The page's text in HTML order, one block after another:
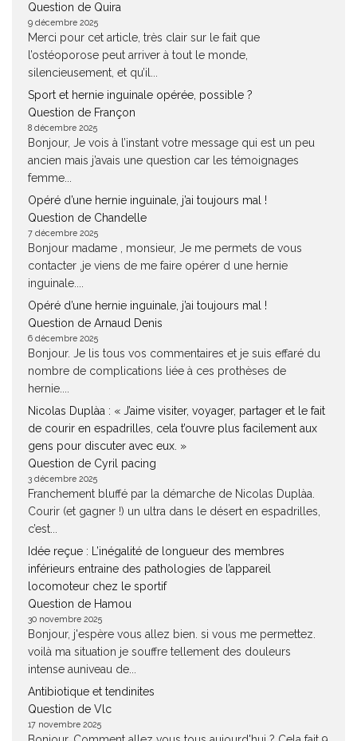
Question de Quira
9 décembre 2025
Merci pour cet article, très clair sur le fait que
l’ostéoporose peut arriver à tout le monde,
silencieusement, et qu’il...
Sport et hernie inguinale opérée, possible ?
Question de Françon
8 décembre 2025
Bonjour, Je vois à l’instant votre message qui est un peu
ancien mais j’avais une question car les témoignages
femme...
Opéré d’une hernie inguinale, j’ai toujours mal !
Question de Chandelle
7 décembre 2025
Bonjour madame , monsieur, Je me permets de vous
contacter ,je viens de me faire opérer d une hernie
inguinale....
Opéré d’une hernie inguinale, j’ai toujours mal !
Question de Arnaud Denis
6 décembre 2025
Bonjour. Je lis tous vos commentaires et je suis effaré du
nombre de complications liée à ces prothèses de
hernie....
Nicolas Duplàa : « J’aime visiter, voyager, partager et le fait
de courir en espadrilles, cela t’ouvre plus facilement aux
gens pour discuter avec eux. »
Question de Cyril pacing
3 décembre 2025
Franchement bluffé par la démarche de Nicolas Duplàa.
Courir (et gagner !) un ultra dans le désert en espadrilles,
c’est...
Idée reçue : L’inégalité de longueur des membres
inférieurs entraine des pathologies de l’appareil
locomoteur chez le sportif
Question de Hamou
30 novembre 2025
Bonjour, j'espère vous allez bien. si vous me permettez.
voilà ma situation je souffre tellement des douleurs
intense auniveau de...
Antibiotique et tendinites
Question de Vlc
17 novembre 2025